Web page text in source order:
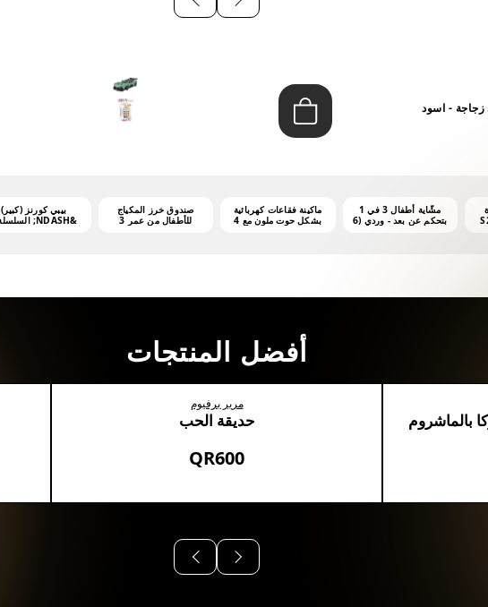
زجاجة - اسود
مشّاية أطفال 3 في 1
بتحكم عن بعد - وردي (6
ماكينة فقاعات كهربائية
بشكل حوت ملون مع 4
صندوق خرز المكياج
للأطفال من عمر 3
بيبي كورنز (كبير)
&NDASH; السلسلة 1
أفضل المنتجات
بالماشروم
مرير برفيوم
حديقة الحب
QR600